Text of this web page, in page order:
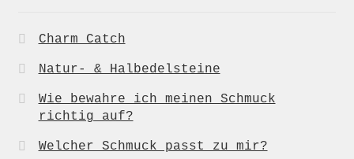
Charm Catch
Natur- & Halbedelsteine
Wie bewahre ich meinen Schmuck
richtig auf?
Welcher Schmuck passt zu mir?